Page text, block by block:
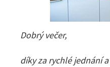
Dobrý večer,
díky za rychlé jednání